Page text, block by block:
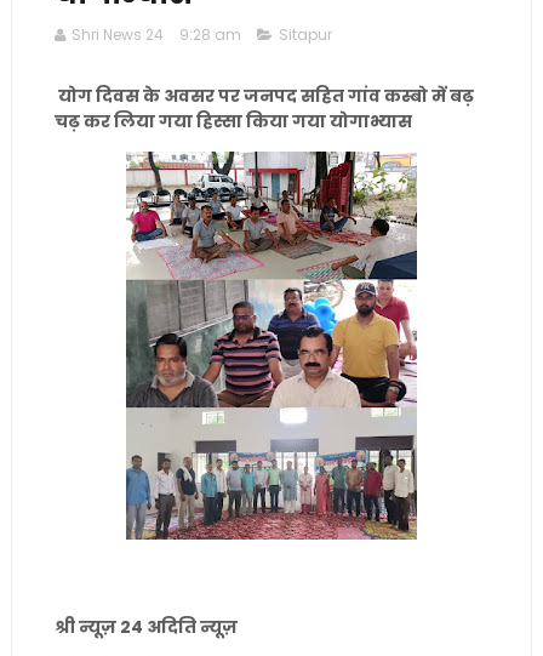
Shri News 24 9:28 am Sitapur
योग दिवस के अवसर पर जनपद सहित गांव कस्बो में बढ़
चढ़ कर लिया गया हिस्सा किया गया योगाभ्यास
श्री न्यूज़ 24 अदिति न्यूज़